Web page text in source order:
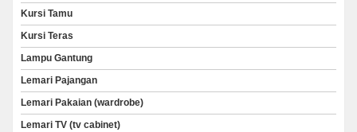
Kursi Tamu
Kursi Teras
Lampu Gantung
Lemari Pajangan
Lemari Pakaian (wardrobe)
Lemari TV (tv cabinet)